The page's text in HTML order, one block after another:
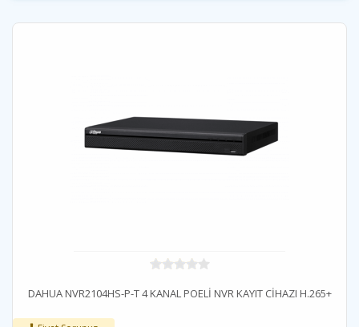
DAHUA NVR2104HS-P-T 4 KANAL POELİ NVR KAYIT CİHAZI H.265+